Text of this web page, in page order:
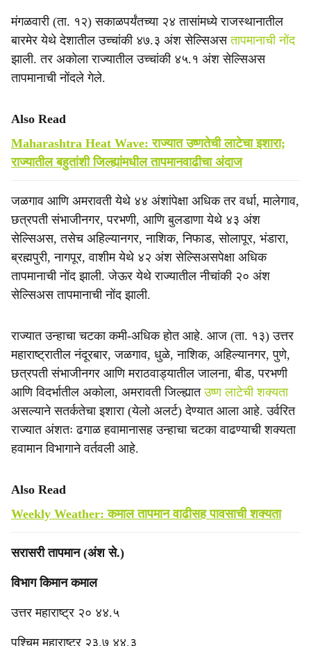
मंगळवारी (ता. १२) सकाळपर्यंतच्या २४ तासांमध्ये राजस्थानातील
बारमेर येथे देशातील उच्चांकी ४७.३ अंश सेल्सिअसतापमानाची नोंद
झाली. तर अकोला राज्यातील उच्चांकी ४५.१ अंश सेल्सिअस
तापमानाची नोंदले गेले.
Also Read
Maharashtra Heat Wave: राज्यात उष्णतेची लाटेचा इशारा;
राज्यातील बहुतांशी जिल्ह्यांमधील तापमानवाढीचा अंदाज
जळगाव आणि अमरावती येथे ४४ अंशांपेक्षा अधिक तर वर्धा, मालेगाव,
छत्रपती संभाजीनगर, परभणी, आणि बुलडाणा येथे ४३ अंश
सेल्सिअस, तसेच अहिल्यानगर, ‎‎नाशिक, निफाड, ‎सोलापूर, भंडारा,
ब्रह्मपुरी, ‎नागपूर, वाशीम येथे ४२ अंश सेल्सिअसपेक्षा अधिक
तापमानाची नोंद झाली. जेऊर येथे राज्यातील नीचांकी २० अंश
सेल्सिअस तापमानाची नोंद झाली.
राज्यात उन्हाचा चटका कमी-अधिक होत आहे. आज (ता. १३) उत्तर
महाराष्ट्रातील नंदूरबार, जळगाव, धुळे, नाशिक, अहिल्यानगर, पुणे,
छत्रपती संभाजीनगर आणि मराठवाड्यातील जालना, बीड, परभणी
आणि विदर्भातील अकोला, अमरावती जिल्ह्यातउष्ण लाटेची शक्यता
असल्याने सतर्कतेचा इशारा (येलो अलर्ट) देण्यात आला आहे. उर्वरित
राज्यात अंशतः ढगाळ हवामानासह उन्हाचा चटका वाढण्याची शक्यता
हवामान विभागाने वर्तवली आहे.
Also Read
Weekly Weather: कमाल तापमान वाढीसह पावसाची शक्यता
सरासरी तापमान (अंश से.)
‎विभाग किमान कमाल
‎उत्तर महाराष्ट्र २० ४४.५
‎पश्‍चिम महाराष्ट्र २३.७ ४४.३